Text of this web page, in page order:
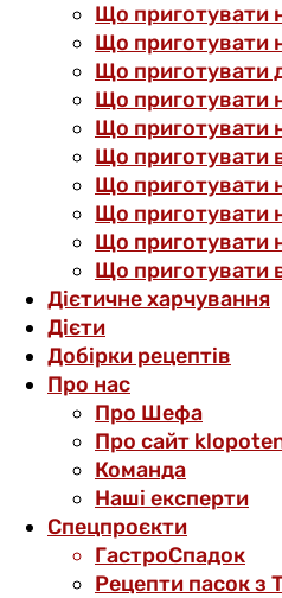
Що приготувати
Що приготувати
Що приготувати
Що приготувати
Що приготувати
Що приготувати
Що приготувати
Що приготувати
Що приготувати
Що приготувати
Дієтичне харчування
Дієти
Добірки рецептів
Про нас
Про Шефа
Про сайт
Команда
Наші експерти
Спецпроєкти
ГастроСпадок
Рецепти пасок з